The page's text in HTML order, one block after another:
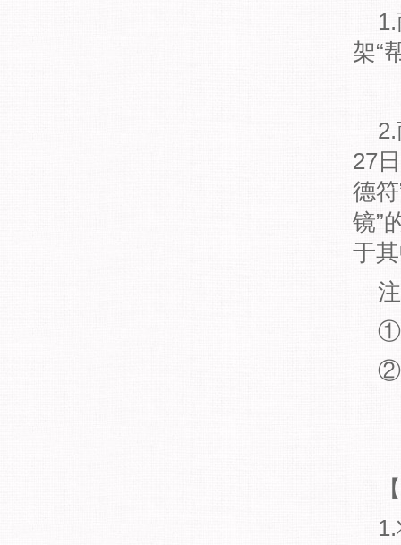
架“
27
德
镜”
于
①
②